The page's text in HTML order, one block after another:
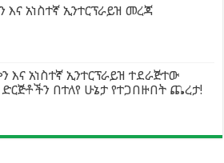
እና አነስተኛ ኢንተርፕራይዝ መረጃ
እና አነስተኛ ኢንተርፕራይዝ ተደራጅተው
በተለየ ሁኔታ የተጋበዙበት ጨረታ!